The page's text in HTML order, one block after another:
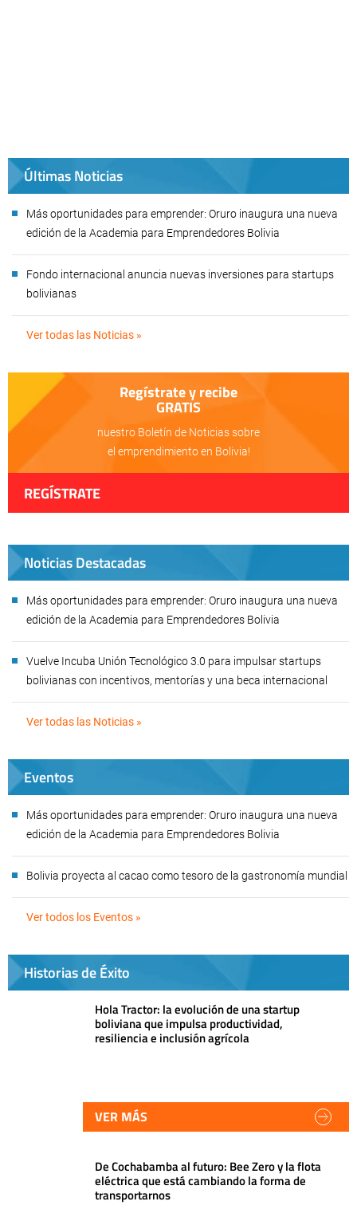
Últimas Noticias
Más oportunidades para emprender: Oruro inaugura una nueva
edición de la Academia para Emprendedores Bolivia
Fondo internacional anuncia nuevas inversiones para startups
bolivianas
Ver todas las Noticias »
Regístrate y recibe
GRATIS
nuestro Boletín de Noticias sobre
el emprendimiento en Bolivia!
REGÍSTRATE
Noticias Destacadas
Más oportunidades para emprender: Oruro inaugura una nueva
edición de la Academia para Emprendedores Bolivia
Vuelve Incuba Unión Tecnológico 3.0 para impulsar startups
bolivianas con incentivos, mentorías y una beca internacional
Ver todas las Noticias »
Eventos
Más oportunidades para emprender: Oruro inaugura una nueva
edición de la Academia para Emprendedores Bolivia
Bolivia proyecta al cacao como tesoro de la gastronomía mundial
Ver todos los Eventos »
Historias de Éxito
Hola Tractor: la evolución de una startup
boliviana que impulsa productividad,
resiliencia e inclusión agrícola
VER MÁS
De Cochabamba al futuro: Bee Zero y la flota
eléctrica que está cambiando la forma de
transportarnos